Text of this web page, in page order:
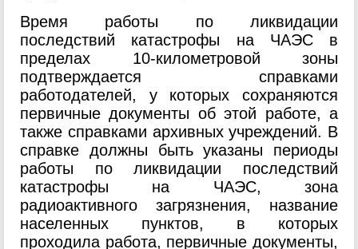
Время работы по ликвидации
последствий катастрофы на ЧАЭС в
пределах 10-километровой зоны
подтверждается справками
работодателей, у которых сохраняются
первичные документы об этой работе, а
также справками архивных учреждений. В
справке должны быть указаны периоды
работы по ликвидации последствий
катастрофы на ЧАЭС, зона
радиоактивного загрязнения, название
населенных пунктов, в которых
проходила работа, первичные документы,